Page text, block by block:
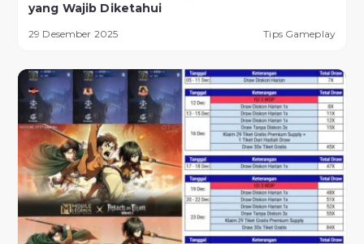
yang Wajib Diketahui
29 Desember 2025 Tips Gameplay